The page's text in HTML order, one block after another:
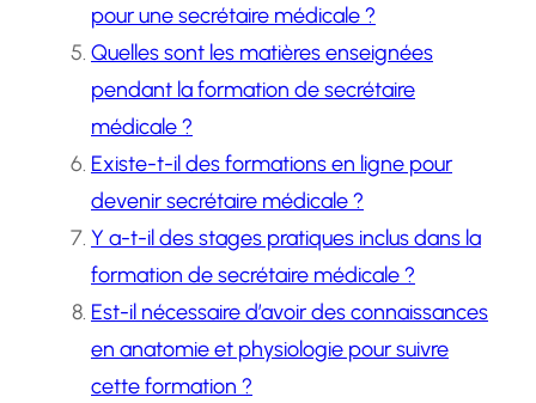
pour une secrétaire médicale ?
Quelles sont les matières enseignées
pendant la formation de secrétaire
médicale ?
Existe-t-il des formations en ligne pour
devenir secrétaire médicale ?
Y a-t-il des stages pratiques inclus dans la
formation de secrétaire médicale ?
Est-il nécessaire d’avoir des connaissances
en anatomie et physiologie pour suivre
cette formation ?